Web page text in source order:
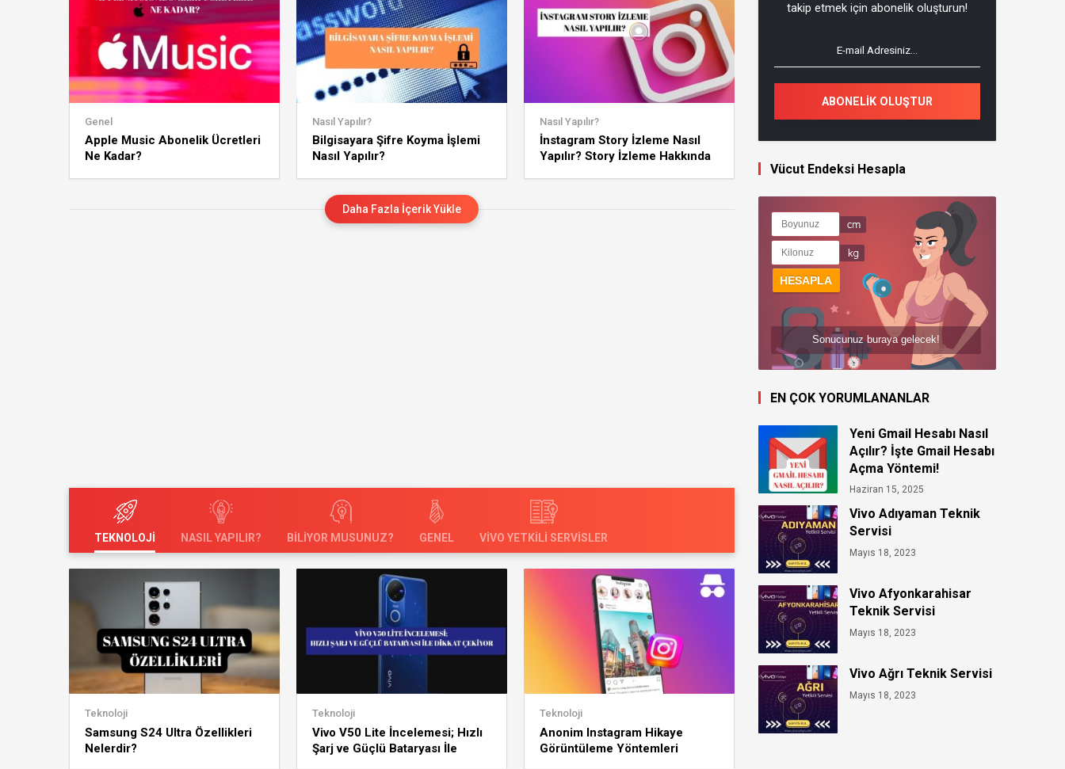
Genel
Apple Music Abonelik Ücretleri
Ne Kadar?
Nasıl Yapılır?
Bilgisayara Şifre Koyma İşlemi
Nasıl Yapılır?
Nasıl Yapılır?
İnstagram Story İzleme Nasıl
Yapılır? Story İzleme Hakkında
Daha Fazla İçerik Yükle
TEKNOLOJI NASIL YAPILIR? BILIYOR MUSUNUZ? GENEL VIVO YETKILI SERVISLER
Teknoloji
Samsung S24 Ultra Özellikleri
Nelerdir?
Teknoloji
Vivo V50 Lite İncelemesi; Hızlı
Şarj ve Güçlü Bataryası İle
Teknoloji
Anonim Instagram Hikaye
Görüntüleme Yöntemleri
takip etmek için abonelik oluşturun!
ABONELİK OLUŞTUR
Vücut Endeksi Hesapla
Sonucunuz buraya gelecek!
EN ÇOK YORUMLANANLAR
Yeni Gmail Hesabı Nasıl
Açılır? İşte Gmail Hesabı
Açma Yöntemi!
Haziran 15, 2025
Vivo Adıyaman Teknik
Servisi
Mayıs 18, 2023
Vivo Afyonkarahisar
Teknik Servisi
Mayıs 18, 2023
Vivo Ağrı Teknik Servisi
Mayıs 18, 2023